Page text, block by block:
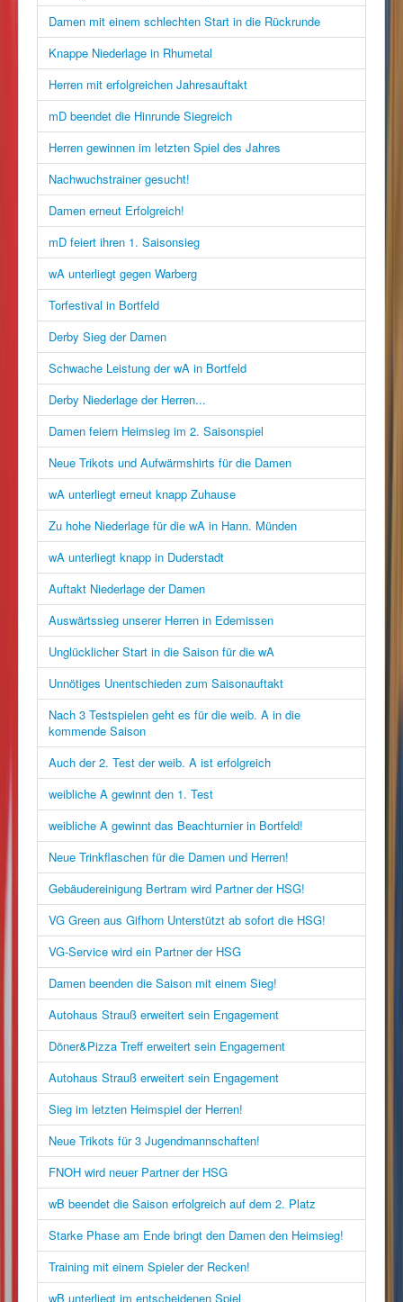
Damen mit einem schlechten Start in die Rückrunde
Knappe Niederlage in Rhumetal
Herren mit erfolgreichen Jahresauftakt
mD beendet die Hinrunde Siegreich
Herren gewinnen im letzten Spiel des Jahres
Nachwuchstrainer gesucht!
Damen erneut Erfolgreich!
mD feiert ihren 1. Saisonsieg
wA unterliegt gegen Warberg
Torfestival in Bortfeld
Derby Sieg der Damen
Schwache Leistung der wA in Bortfeld
Derby Niederlage der Herren...
Damen feiern Heimsieg im 2. Saisonspiel
Neue Trikots und Aufwärmshirts für die Damen
wA unterliegt erneut knapp Zuhause
Zu hohe Niederlage für die wA in Hann. Münden
wA unterliegt knapp in Duderstadt
Auftakt Niederlage der Damen
Auswärtssieg unserer Herren in Edemissen
Unglücklicher Start in die Saison für die wA
Unnötiges Unentschieden zum Saisonauftakt
Nach 3 Testspielen geht es für die weib. A in die
kommende Saison
Auch der 2. Test der weib. A ist erfolgreich
weibliche A gewinnt den 1. Test
weibliche A gewinnt das Beachturnier in Bortfeld!
Neue Trinkflaschen für die Damen und Herren!
Gebäudereinigung Bertram wird Partner der HSG!
VG Green aus Gifhorn Unterstützt ab sofort die HSG!
VG-Service wird ein Partner der HSG
Damen beenden die Saison mit einem Sieg!
Autohaus Strauß erweitert sein Engagement
Döner&Pizza Treff erweitert sein Engagement
Autohaus Strauß erweitert sein Engagement
Sieg im letzten Heimspiel der Herren!
Neue Trikots für 3 Jugendmannschaften!
FNOH wird neuer Partner der HSG
wB beendet die Saison erfolgreich auf dem 2. Platz
Starke Phase am Ende bringt den Damen den Heimsieg!
Training mit einem Spieler der Recken!
wB unterliegt im entscheidenen Spiel